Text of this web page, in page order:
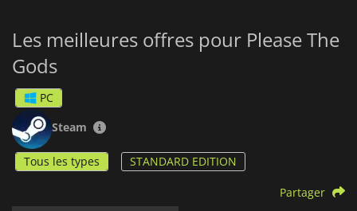
Les meilleures offres pour Please The
Gods
PC
Steam
Tous les types STANDARD EDITION
Partager